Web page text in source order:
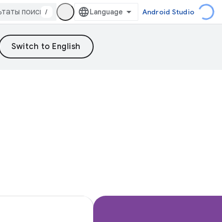
/ Android Studio